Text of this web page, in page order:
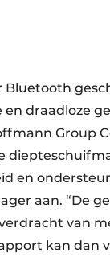
draadloze
Group
en
aan. “De
van
kan dan